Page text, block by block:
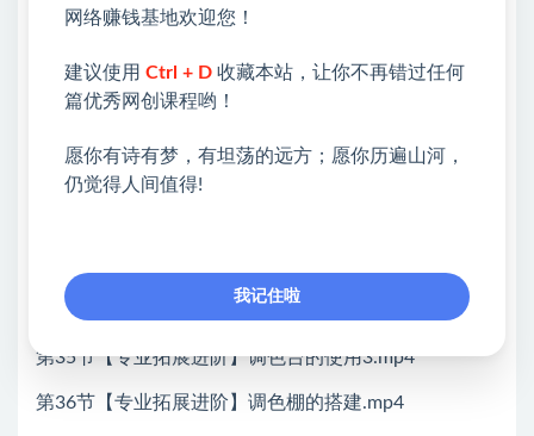
第30节「项目实战思维进阶」剧情片商业项目全流程思
路+实操2.mp4
第31节[项目实战思维进阶J剧情片商业项目全流程思路
+实操3.mp4
第32节[项目实战思维进阶」剧情片商业项目全流程思
第34节【专业拓展进阶】调色台的使用2.mp4
第35节【专业拓展进阶】调色台的使用3.mp4
第36节【专业拓展进阶】调色棚的搭建.mp4
网络赚钱基地欢迎您！
建议使用 Ctrl + D 收藏本站，让你不再错过任何
篇优秀网创课程哟！
愿你有诗有梦，有坦荡的远方；愿你历遍山河，
仍觉得人间值得!
我记住啦